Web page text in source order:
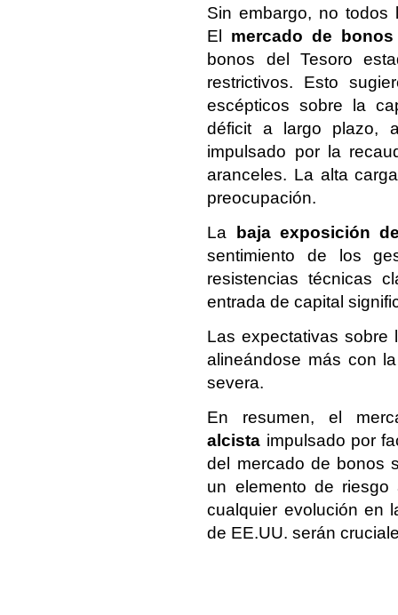
Sin embargo, no todos
El mercado de bonos
bonos del Tesoro
restrictivos. Esto
escépticos sobre la
déficit a largo plazo,
impulsado por la
aranceles. La alta
preocupación.
La baja exposición
sentimiento de los
resistencias técnicas
entrada de capital
Las expectativas sobre
alineándose más con
severa.
En resumen, el
alcista impulsado por
del mercado de bonos
un elemento de riesgo
cualquier evolución en
de EE.UU. serán